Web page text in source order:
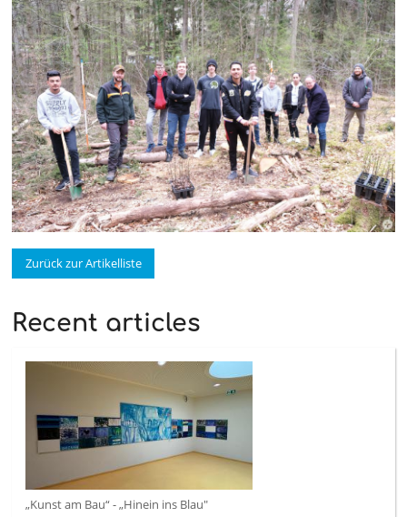
Zurück zur Artikelliste
Recent articles
„Kunst am Bau“ - „Hinein ins Blau"